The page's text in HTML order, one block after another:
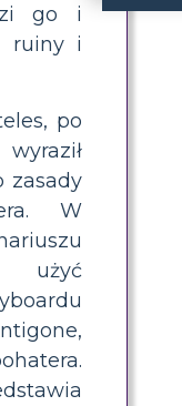
go i
ruiny i
po
zasady
W
użyć